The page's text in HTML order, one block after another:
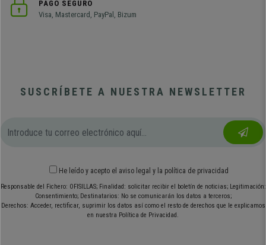
PAGO SEGURO
Visa, Mastercard, PayPal, Bizum
SUSCRÍBETE A NUESTRA NEWSLETTER
He leído y acepto el aviso legal y la política de privacidad
Responsable del Fichero: OFISILLAS; Finalidad: solicitar recibir el boletín de noticias; Legitimación:
Consentimiento; Destinatarios: No se comunicarán los datos a terceros;
Derechos: Acceder, rectificar, suprimir los datos así como el resto de derechos que le explicamos
en nuestra Política de Privacidad.